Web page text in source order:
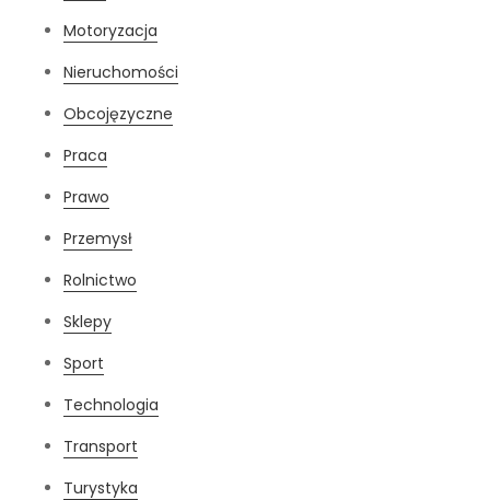
Motoryzacja
Nieruchomości
Obcojęzyczne
Praca
Prawo
Przemysł
Rolnictwo
Sklepy
Sport
Technologia
Transport
Turystyka